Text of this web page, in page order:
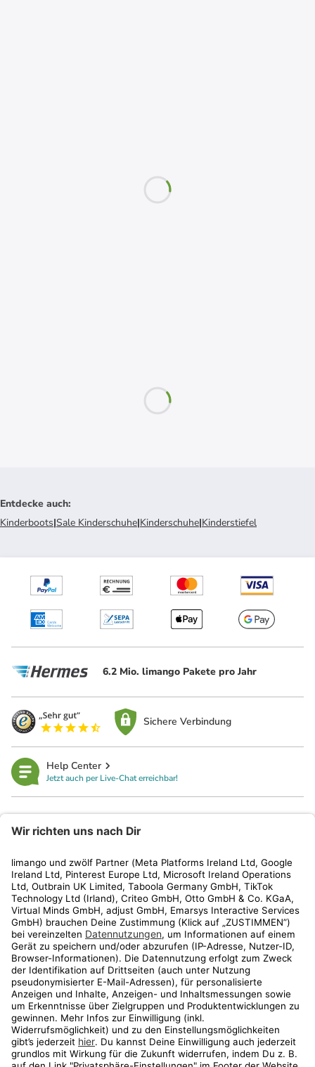
Entdecke auch:
Kinderboots|Sale Kinderschuhe|Kinderschuhe|Kinderstiefel
6.2 Mio. limango Pakete pro Jahr
Sichere Verbindung
Help Center
Jetzt auch per Live-Chat erreichbar!
Kundenservice
Shop
Aktionen
Travel